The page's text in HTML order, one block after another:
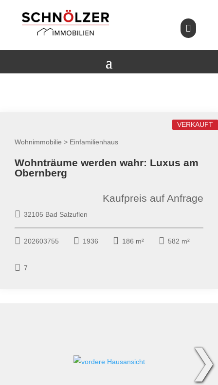

Wohnimmobilie > Einfamilienhaus
VERKAUFT
Wohnträume werden wahr: Luxus am
Obernberg
32105 Bad Salzuflen
Kaufpreis auf Anfrage
202603755 1936 186 m² 582 m²
7
❯